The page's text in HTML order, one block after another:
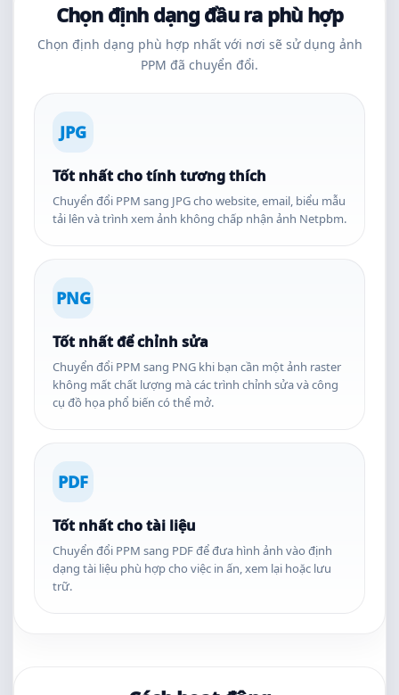
Chọn định dạng đầu ra phù hợp
Chọn định dạng phù hợp nhất với nơi sẽ sử dụng ảnh
PPM đã chuyển đổi.
JPG
Tốt nhất cho tính tương thích
Chuyển đổi PPM sang JPG cho website, email, biểu mẫu
tải lên và trình xem ảnh không chấp nhận ảnh Netpbm.
PNG
Tốt nhất để chỉnh sửa
Chuyển đổi PPM sang PNG khi bạn cần một ảnh raster
không mất chất lượng mà các trình chỉnh sửa và công
cụ đồ họa phổ biến có thể mở.
PDF
Tốt nhất cho tài liệu
Chuyển đổi PPM sang PDF để đưa hình ảnh vào định
dạng tài liệu phù hợp cho việc in ấn, xem lại hoặc lưu
trữ.